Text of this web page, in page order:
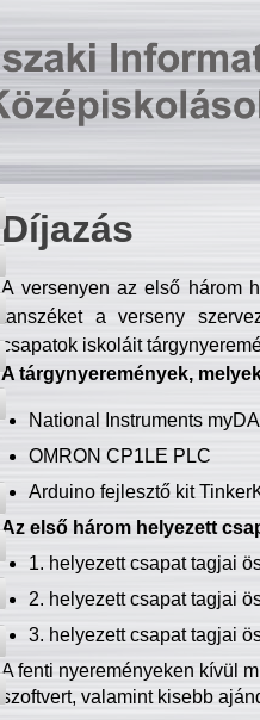
Díjazás
A versenyen az első három
tanszéket a verseny
csapatok iskoláit
A tárgynyeremények,
National Instruments
OMRON CP1LE PLC
Arduino fejlesztő kit
Az első három helyezett
1. helyezett csapat tagjai
2. helyezett csapat tagjai
3. helyezett csapat tagjai
A fenti nyereményeken kívül
szoftvert, valamint kisebb